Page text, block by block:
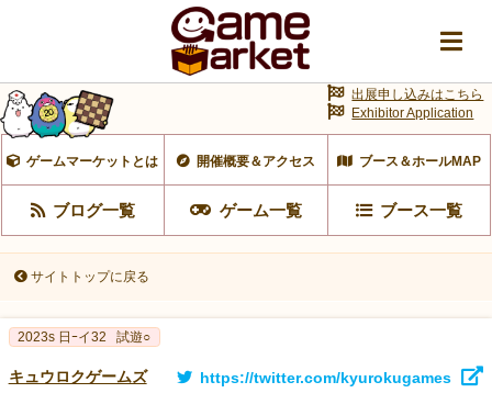
ゲームマーケットとは 開催概要＆アクセス ブース＆ホールMAP
ブログ一覧 ゲーム一覧 ブース一覧
出展申し込みはこちら
Exhibitor Application
サイトトップに戻る
2023s 日ｰイ32 試遊○
キュウロクゲームズ https://twitter.com/kyurokugames